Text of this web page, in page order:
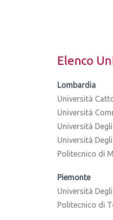
Elenco
Lombardia
Università
Università
Università
Università
Politecnico di
Piemonte
Università
Politecnico di